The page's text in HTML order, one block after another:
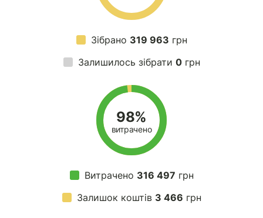
Зібрано 319 963 грн
Залишилось зібрати 0грн
98%
витрачено
Витрачено 316 497 грн
Залишок коштів 3 466 грн